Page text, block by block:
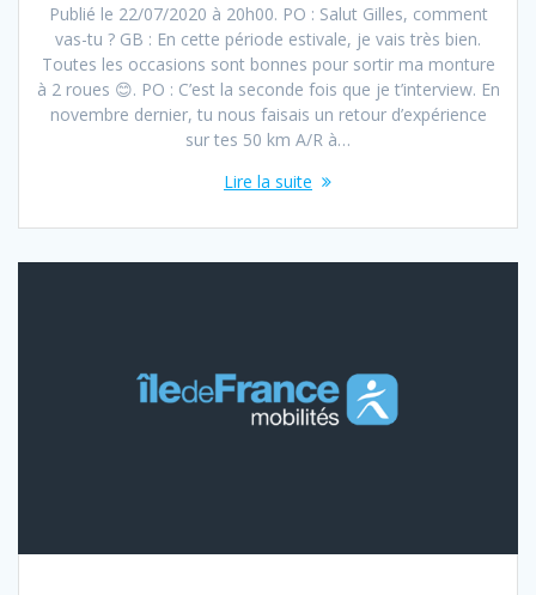
Publié le 22/07/2020 à 20h00. PO : Salut Gilles, comment
vas-tu ? GB : En cette période estivale, je vais très bien.
Toutes les occasions sont bonnes pour sortir ma monture
à 2 roues 😊. PO : C’est la seconde fois que je t’interview. En
novembre dernier, tu nous faisais un retour d’expérience
sur tes 50 km A/R à…
Lire la suite